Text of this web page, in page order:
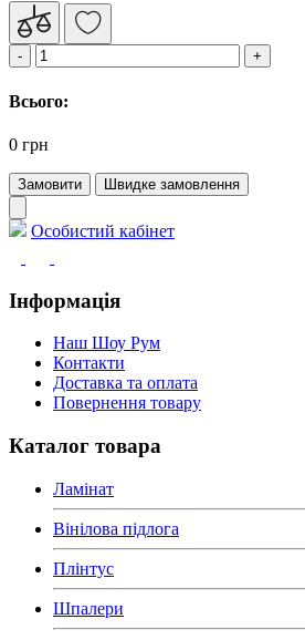
Всього:
0 грн
Замовити Швидке замовлення
Особистий кабінет
Інформація
Наш Шоу Рум
Контакти
Доставка та оплата
Повернення товару
Каталог товара
Ламінат
Вінілова підлога
Плінтус
Шпалери